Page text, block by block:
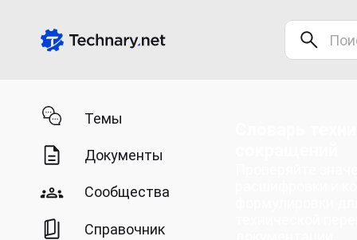
Темы
Документы
Сообщества
Справочник